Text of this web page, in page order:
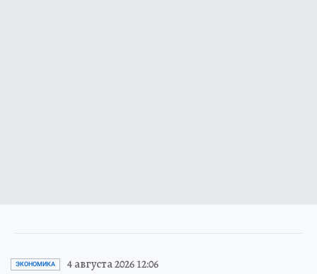
ЭКОНОМИКА 4 августа 2026 12:06